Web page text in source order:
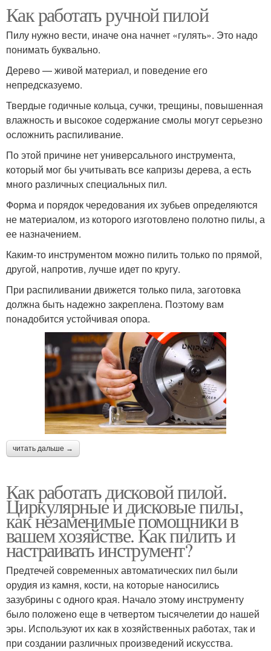
Как работать ручной пилой
Пилу нужно вести, иначе она начнет «гулять». Это надо
понимать буквально.
Дерево — живой материал, и поведение его
непредсказуемо.
Твердые годичные кольца, сучки, трещины, повышенная
влажность и высокое содержание смолы могут серьезно
осложнить распиливание.
По этой причине нет универсального инструмента,
который мог бы учитывать все капризы дерева, а есть
много различных специальных пил.
Форма и порядок чередования их зубьев определяются
не материалом, из которого изготовлено полотно пилы, а
ее назначением.
Каким-то инструментом можно пилить только по прямой,
другой, напротив, лучше идет по кругу.
При распиливании движется только пила, заготовка
должна быть надежно закреплена. Поэтому вам
понадобится устойчивая опора.
читать дальше →
Как работать дисковой пилой.
Циркулярные и дисковые пилы,
как незаменимые помощники в
вашем хозяйстве. Как пилить и
настраивать инструмент?
Предтечей современных автоматических пил были
орудия из камня, кости, на которые наносились
зазубрины с одного края. Начало этому инструменту
было положено еще в четвертом тысячелетии до нашей
эры. Используют их как в хозяйственных работах, так и
при создании различных произведений искусства.